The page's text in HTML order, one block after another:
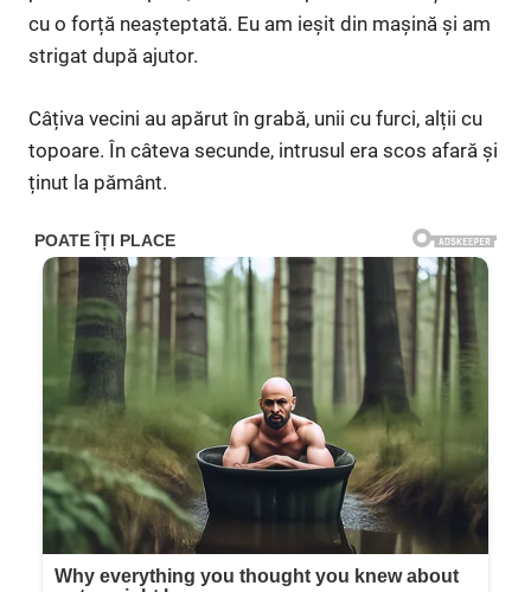
cu o forță neașteptată. Eu am ieșit din mașină și am
strigat după ajutor.
Câțiva vecini au apărut în grabă, unii cu furci, alții cu
topoare. În câteva secunde, intrusul era scos afară și
ținut la pământ.